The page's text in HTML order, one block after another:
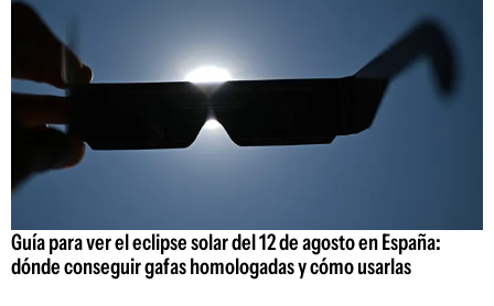
Guía para ver el eclipse solar del 12 de agosto en España:
dónde conseguir gafas homologadas y cómo usarlas